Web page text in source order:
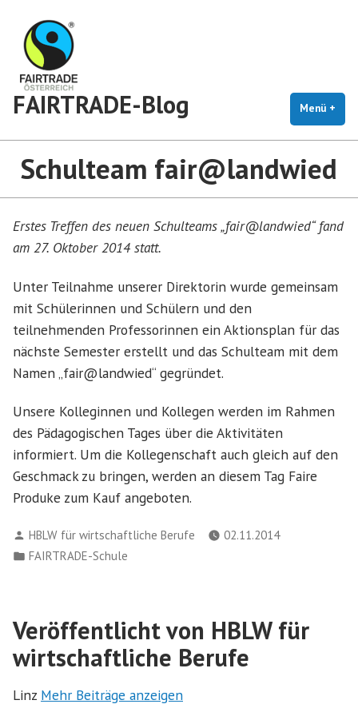
Inhalt
springen
FAIRTRADE-Blog Menü +
Schulteam fair@landwied
Erstes Treffen des neuen Schulteams „fair@landwied“ fand
am 27. Oktober 2014 statt.
Unter Teilnahme unserer Direktorin wurde gemeinsam
mit Schülerinnen und Schülern und den
teilnehmenden Professorinnen ein Aktionsplan für das
nächste Semester erstellt und das Schulteam mit dem
Namen „fair@landwied“ gegründet.
Unsere Kolleginnen und Kollegen werden im Rahmen
des Pädagogischen Tages über die Aktivitäten
informiert. Um die Kollegenschaft auch gleich auf den
Geschmack zu bringen, werden an diesem Tag Faire
Produke zum Kauf angeboten.
Verfasst
von
HBLW für wirtschaftliche Berufe
02.11.2014
Veröffentlicht
FAIRTRADE-Schule
Veröffentlicht von HBLW für
wirtschaftliche Berufe
Linz Mehr Beiträge anzeigen